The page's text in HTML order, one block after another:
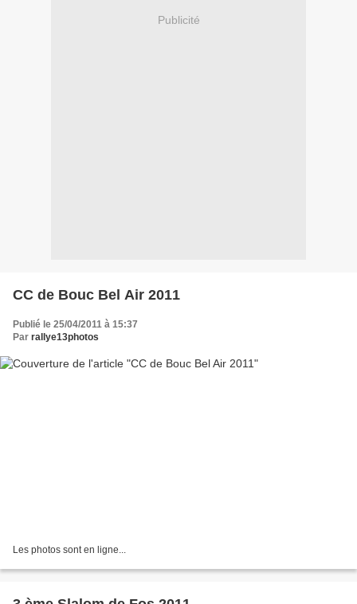
Publicité
CC de Bouc Bel Air 2011
Publié le 25/04/2011 à 15:37
Par rallye13photos
Les photos sont en ligne...